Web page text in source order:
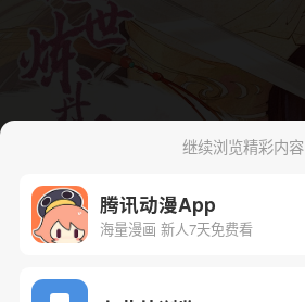
继续浏览精彩内容
腾讯动漫App
海量漫画 新人7天免费看